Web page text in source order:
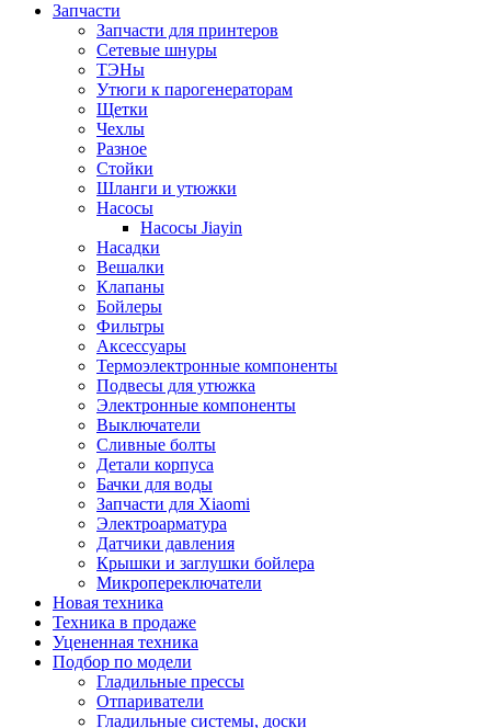
Запчасти
Запчасти для принтеров
Сетевые шнуры
ТЭНы
Утюги к парогенераторам
Щетки
Чехлы
Разное
Стойки
Шланги и утюжки
Насосы
Насосы Jiayin
Насадки
Вешалки
Клапаны
Бойлеры
Фильтры
Аксессуары
Термоэлектронные компоненты
Подвесы для утюжка
Электронные компоненты
Выключатели
Сливные болты
Детали корпуса
Бачки для воды
Запчасти для Xiaomi
Электроарматура
Датчики давления
Крышки и заглушки бойлера
Микропереключатели
Новая техника
Техника в продаже
Уцененная техника
Подбор по модели
Гладильные прессы
Отпариватели
Гладильные системы, доски